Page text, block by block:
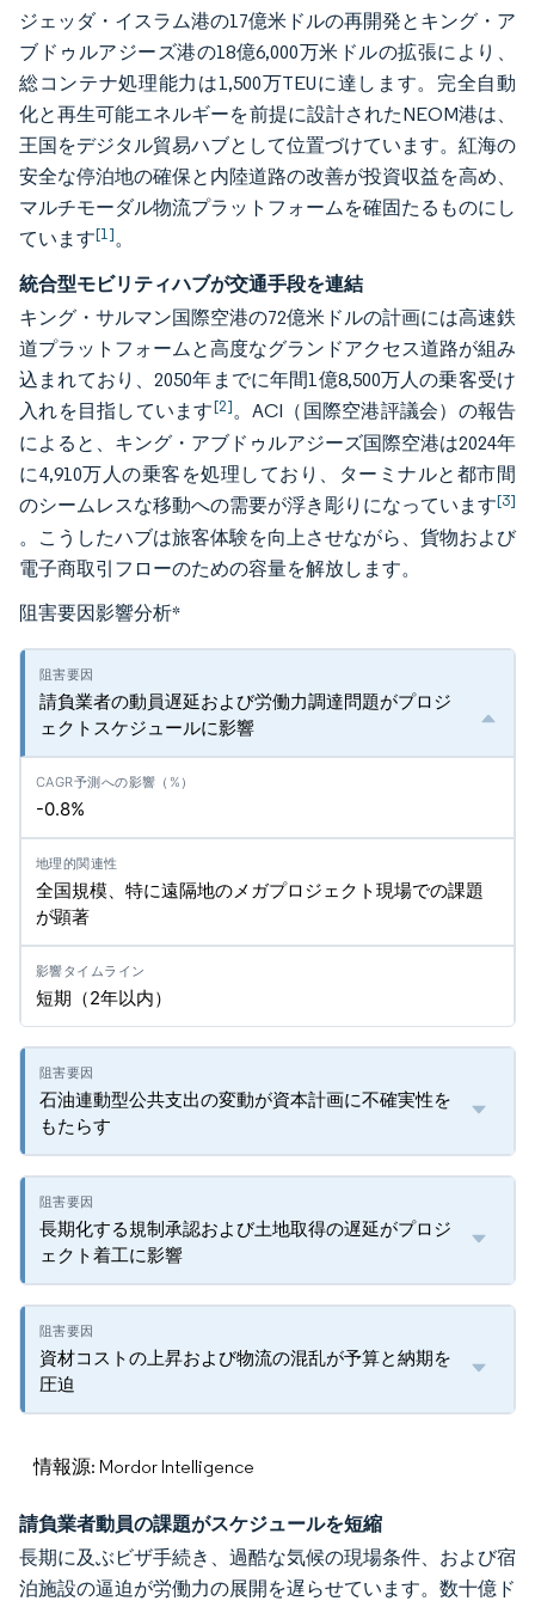
ジェッダ・イスラム港の17億米ドルの再開発とキング・ア
ブドゥルアジーズ港の18億6,000万米ドルの拡張により、
総コンテナ処理能力は1,500万TEUに達します。完全自動
化と再生可能エネルギーを前提に設計されたNEOM港は、
王国をデジタル貿易ハブとして位置づけています。紅海の
安全な停泊地の確保と内陸道路の改善が投資収益を高め、
マルチモーダル物流プラットフォームを確固たるものにし
ています[1]。
統合型モビリティハブが交通手段を連結
キング・サルマン国際空港の72億米ドルの計画には高速鉄
道プラットフォームと高度なグランドアクセス道路が組み
込まれており、2050年までに年間1億8,500万人の乗客受け
入れを目指しています[2]。ACI（国際空港評議会）の報告
によると、キング・アブドゥルアジーズ国際空港は2024年
に4,910万人の乗客を処理しており、ターミナルと都市間
のシームレスな移動への需要が浮き彫りになっています[3]
。こうしたハブは旅客体験を向上させながら、貨物および
電子商取引フローのための容量を解放します。
阻害要因影響分析*
請負業者の動員遅延および労働力調達問題がプロジ
ェクトスケジュールに影響
-0.8%
全国規模、特に遠隔地のメガプロジェクト現場での課題
が顕著
短期（2年以内）
石油連動型公共支出の変動が資本計画に不確実性を
もたらす
長期化する規制承認および土地取得の遅延がプロジ
ェクト着工に影響
資材コストの上昇および物流の混乱が予算と納期を
圧迫
情報源: Mordor Intelligence
請負業者動員の課題がスケジュールを短縮
長期に及ぶビザ手続き、過酷な気候の現場条件、および宿
泊施設の逼迫が労働力の展開を遅らせています。数十億ド